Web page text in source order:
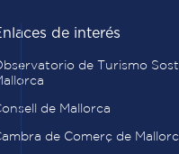
de interés
de Turismo
de Mallorca
de Comerç de